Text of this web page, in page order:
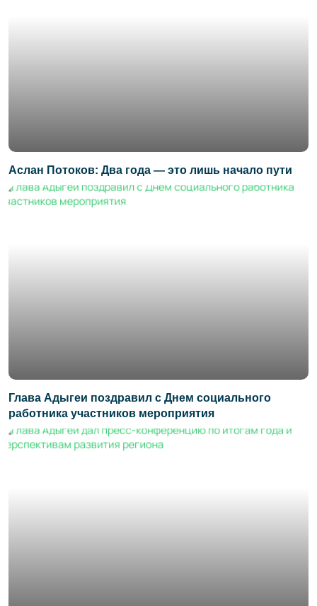
Аслан Потоков: Два года — это лишь начало пути
Глава Адыгеи поздравил с Днем социального
работника участников мероприятия